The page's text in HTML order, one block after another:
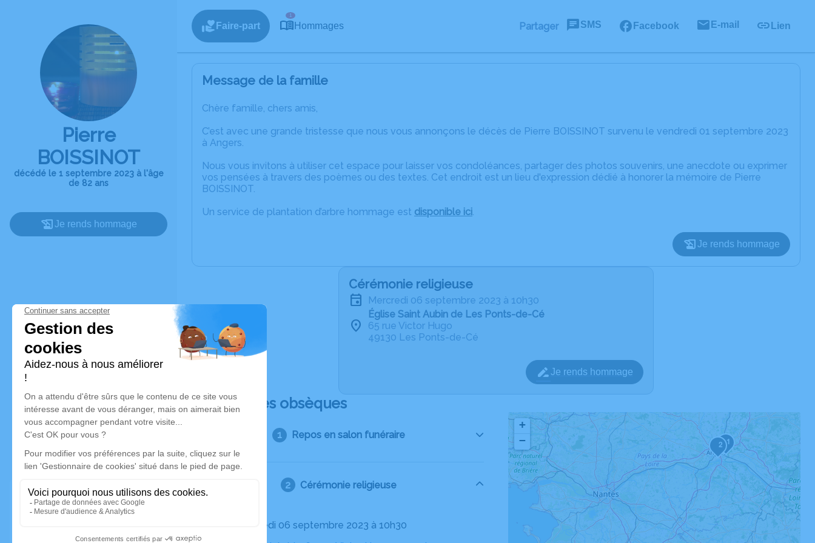
Pierre
BOISSINOT
décédé le 1 septembre 2023 à l'âge
de 82 ans
Je rends hommage
Faire-part
1
Hommages Partager SMS Facebook E-mail Lien
Message de la famille
Chère famille, chers amis,
C’est avec une grande tristesse que nous vous annonçons le décès de Pierre BOISSINOT survenu le vendredi 01 septembre 2023
à Angers.
Nous vous invitons à utiliser cet espace pour laisser vos condoléances, partager des photos souvenirs, une anecdote ou exprimer
vos pensées à travers des poèmes ou des textes. Cet endroit est un lieu d'expression dédié à honorer la mémoire de Pierre
BOISSINOT.
Un service de plantation d’arbre hommage est disponible ici.
Je rends hommage
Cérémonie religieuse
mercredi 06 septembre 2023 à 10h30
Église Saint Aubin de Les Ponts-de-Cé
65 rue Victor Hugo
49130 Les Ponts-de-Cé
Je rends hommage
Déroulé des obsèques
Repos en salon funéraire
Cérémonie religieuse
Le mercredi 06 septembre 2023 à 10h30
1
2
+
−